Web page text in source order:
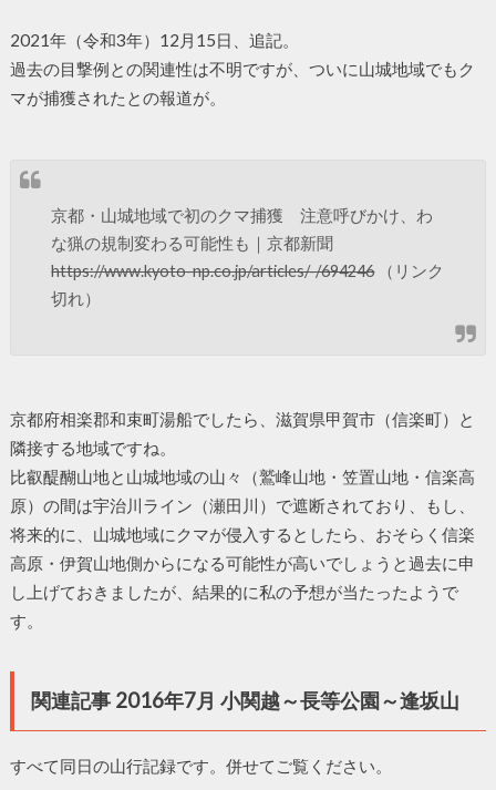
2021年（令和3年）12月15日、追記。
過去の目撃例との関連性は不明ですが、ついに山城地域でもク
マが捕獲されたとの報道が。
京都・山城地域で初のクマ捕獲 注意呼びかけ、わ
な猟の規制変わる可能性も｜京都新聞
https://www.kyoto-np.co.jp/articles/-/694246（リンク
切れ）
京都府相楽郡和束町湯船でしたら、滋賀県甲賀市（信楽町）と
隣接する地域ですね。
比叡醍醐山地と山城地域の山々（鷲峰山地・笠置山地・信楽高
原）の間は宇治川ライン（瀬田川）で遮断されており、もし、
将来的に、山城地域にクマが侵入するとしたら、おそらく信楽
高原・伊賀山地側からになる可能性が高いでしょうと過去に申
し上げておきましたが、結果的に私の予想が当たったようで
す。
関連記事 2016年7月 小関越～長等公園～逢坂山
すべて同日の山行記録です。併せてご覧ください。